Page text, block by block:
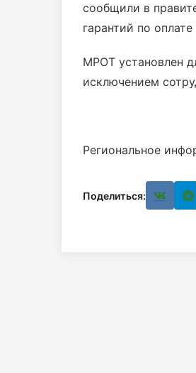
сообщили в
гарантий по
МРОТ установлен
исключением
Региональное
Поделиться: